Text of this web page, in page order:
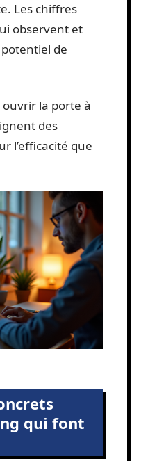
Les chiffres
observent et
de
ouvrir la porte à
des
l’efficacité que
qui font